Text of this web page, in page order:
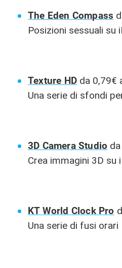
The Eden Compass
Posizioni sessuali su
Texture HD da 0,79€
Una serie di sfondi
3D Camera Studio
Crea immagini 3D su
KT World Clock Pro
Una serie di fusi orari